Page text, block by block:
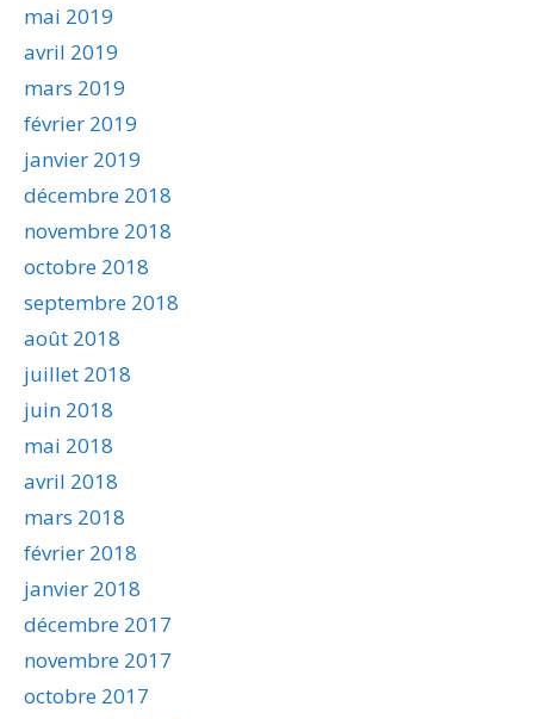
mai 2019
avril 2019
mars 2019
février 2019
janvier 2019
décembre 2018
novembre 2018
octobre 2018
septembre 2018
août 2018
juillet 2018
juin 2018
mai 2018
avril 2018
mars 2018
février 2018
janvier 2018
décembre 2017
novembre 2017
octobre 2017